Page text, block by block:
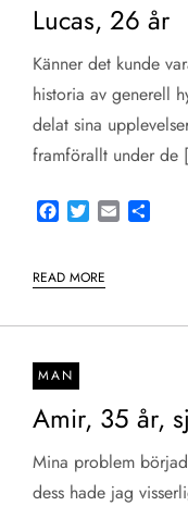
Lucas, 26 år
Känner det kunde
historia av generell
delat sina
framförallt under
Facebook
TwitterEmail
READ MORE
MAN
Amir, 35 år,
Mina problem
dess hade jag